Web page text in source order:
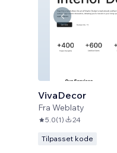
VivaDecor
Fra Weblaty
5.0(1) 24
Tilpasset kode